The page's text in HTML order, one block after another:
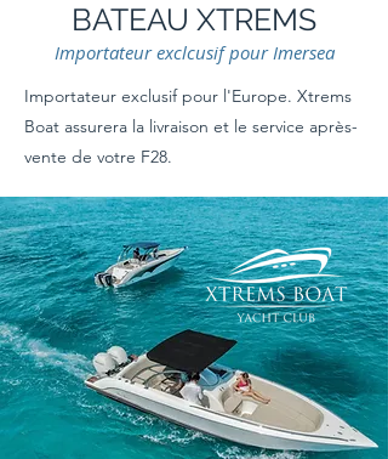
BATEAU XTREMS
Importateur exclcusif pour Imersea
Importateur exclusif pour l'Europe. Xtrems
Boat assurera la livraison et le service après-
vente de votre F28.